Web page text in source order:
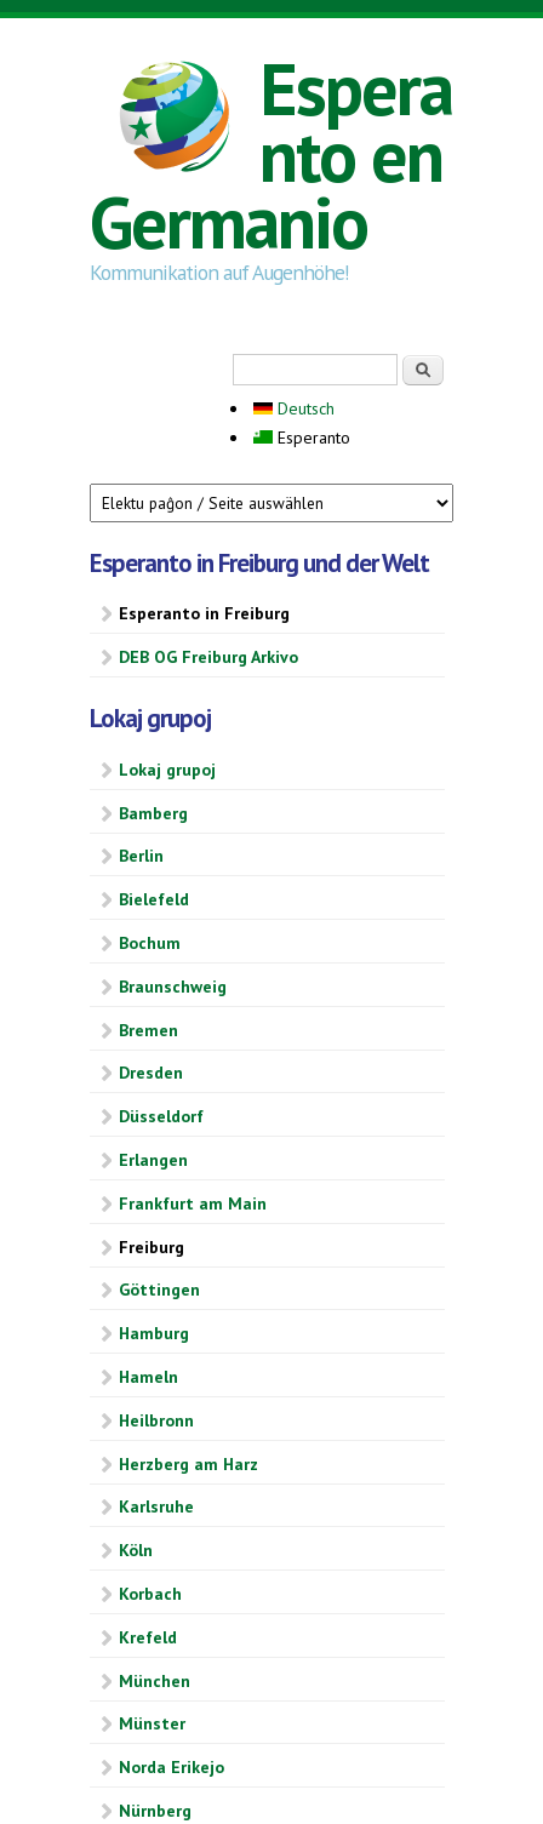
Skip to main content
Espera
nto en
Germanio
Kommunikation auf Augenhöhe!
Deutsch
Esperanto
Esperanto in Freiburg und der Welt
Esperanto in Freiburg
DEB OG Freiburg Arkivo
Lokaj grupoj
Lokaj grupoj
Bamberg
Berlin
Bielefeld
Bochum
Braunschweig
Bremen
Dresden
Düsseldorf
Erlangen
Frankfurt am Main
Freiburg
Göttingen
Hamburg
Hameln
Heilbronn
Herzberg am Harz
Karlsruhe
Köln
Korbach
Krefeld
München
Münster
Norda Erikejo
Nürnberg